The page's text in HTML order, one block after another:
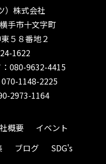
）株式会社
手市十文字町
５８番地２
1622
080-9632-4415
1148-2225
2973-1164
概要
イベント
ブログ
SDG's